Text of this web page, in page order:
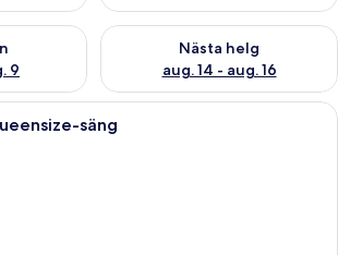
9
för den här helgen aug. 7 - aug. 9
Nästa helg
aug. 14 - aug. 16
Kontrollera tillgängligheten
Premium-rum - 1 queensize-säng |
säng